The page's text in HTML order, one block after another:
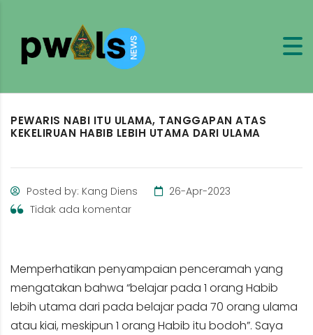
PEWARIS NABI ITU ULAMA, TANGGAPAN ATAS
KEKELIRUAN HABIB LEBIH UTAMA DARI ULAMA
Posted by: Kang Diens
26-Apr-2023
Tidak ada komentar
Memperhatikan penyampaian penceramah yang
mengatakan bahwa “belajar pada 1 orang Habib
lebih utama dari pada belajar pada 70 orang ulama
atau kiai, meskipun 1 orang Habib itu bodoh”. Saya